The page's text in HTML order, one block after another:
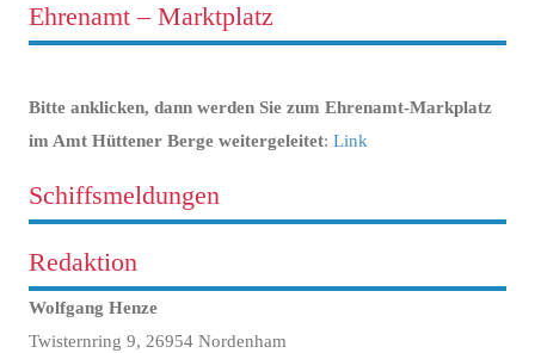
Ehrenamt – Marktplatz
Bitte anklicken, dann werden Sie zum Ehrenamt-Markplatz
im Amt Hüttener Berge weitergeleitet: Link
Schiffsmeldungen
Redaktion
Wolfgang Henze
Twisternring 9, 26954 Nordenham